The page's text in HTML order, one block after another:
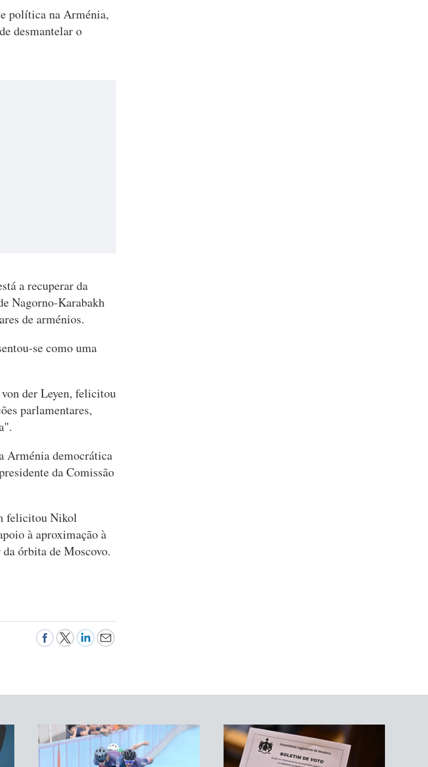
política na Arménia,
desmantelar o
a recuperar da
Nagorno-Karabakh
de arménios.
se como uma
der Leyen, felicitou
parlamentares,
Arménia democrática
da Comissão
felicitou Nikol
à aproximação à
da órbita de Moscovo.